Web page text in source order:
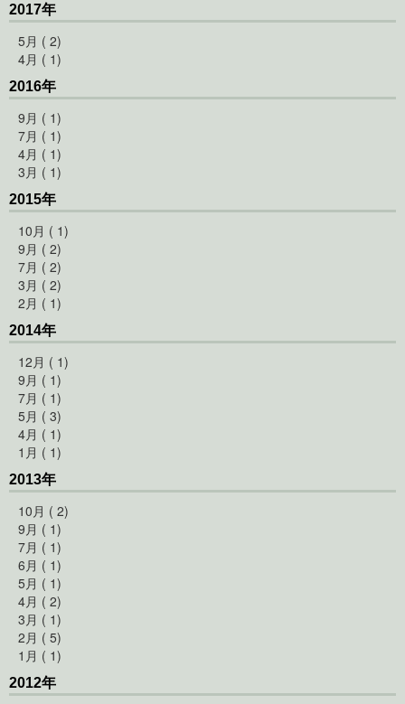
2017年
5月 ( 2)
4月 ( 1)
2016年
9月 ( 1)
7月 ( 1)
4月 ( 1)
3月 ( 1)
2015年
10月 ( 1)
9月 ( 2)
7月 ( 2)
3月 ( 2)
2月 ( 1)
2014年
12月 ( 1)
9月 ( 1)
7月 ( 1)
5月 ( 3)
4月 ( 1)
1月 ( 1)
2013年
10月 ( 2)
9月 ( 1)
7月 ( 1)
6月 ( 1)
5月 ( 1)
4月 ( 2)
3月 ( 1)
2月 ( 5)
1月 ( 1)
2012年